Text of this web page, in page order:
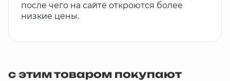
после чего на сайте откроются более
низкие цены.
с этим товаром покупают